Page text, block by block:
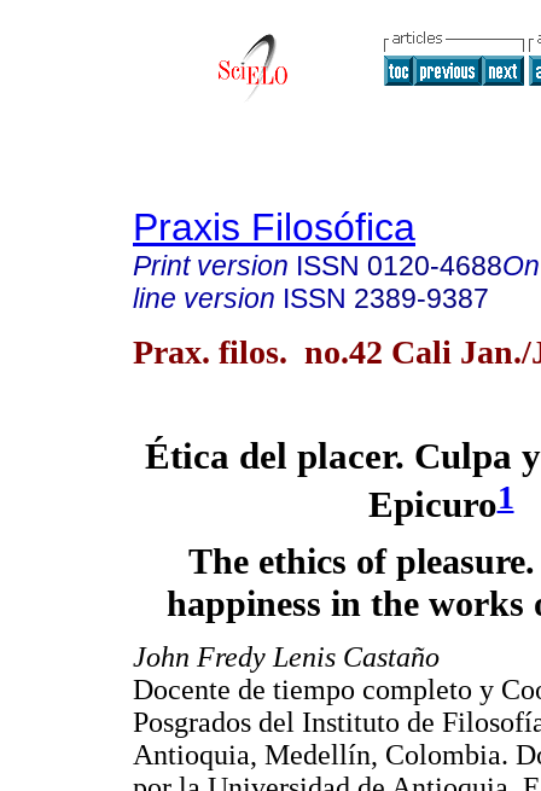
Praxis Filosófica
Print version ISSN 0120-4688
line version ISSN 2389-9387
Prax. filos. no.42 Cali Jan./
Ética del placer. Culpa
Epicuro1
The ethics of
happiness in the works
John Fredy Lenis Castaño
Docente de tiempo completo y
Posgrados del Instituto de
Antioquia, Medellín, Colombia.